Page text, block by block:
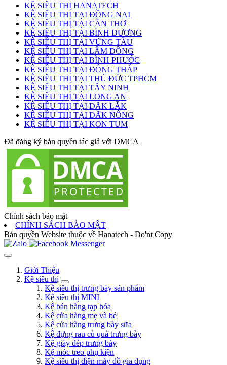
KỆ SIÊU THỊ HANATECH
KỆ SIÊU THỊ TẠI ĐỒNG NAI
KỆ SIÊU THỊ TẠI CẦN THƠ
KỆ SIÊU THỊ TẠI BÌNH DƯƠNG
KỆ SIÊU THỊ TẠI VŨNG TÀU
KỆ SIÊU THỊ TẠI LÂM ĐỒNG
KỆ SIÊU THỊ TẠI BÌNH PHƯỚC
KỆ SIÊU THỊ TẠI ĐỒNG THÁP
KỆ SIÊU THỊ TẠI THỦ ĐỨC TPHCM
KỆ SIÊU THỊ TẠI TÂY NINH
KỆ SIÊU THỊ TẠI LONG AN
KỆ SIÊU THỊ TẠI ĐẮK LẮK
KỆ SIÊU THỊ TẠI ĐẮK NÔNG
KỆ SIÊU THỊ TẠI KON TUM
Đã đăng ký bản quyền tác giả với DMCA
Chính sách bảo mật
CHÍNH SÁCH BẢO MẬT
Bản quyền Website thuộc về Hanatech - Do'nt Copy
Giới Thiệu
Kệ siêu thị
Kệ siêu thị trưng bày sản phẩm
Kệ siêu thị MINI
Kệ bán hàng tạp hóa
Kệ cửa hàng mẹ và bé
Kệ cửa hàng trưng bày sữa
Kệ đựng rau củ quả trưng bày
Kệ giày dép trưng bày
Kệ móc treo phụ kiện
Kệ siêu thị điện máy đồ gia dụng